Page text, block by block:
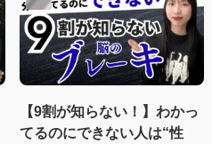
【9割が知らない！】わかっ
てるのにできない人は“性